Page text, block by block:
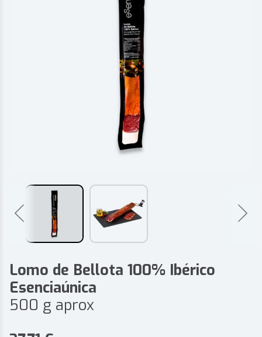
Lomo de Bellota 100% Ibérico
Esenciaúnica
500 g aprox